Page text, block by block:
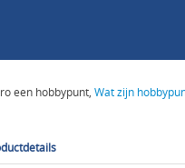
een hobbypunt,Wat zijn